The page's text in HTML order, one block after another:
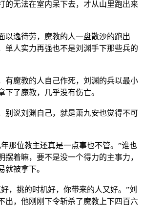
的无法在室内呆下去，才从山里跑出来
以逸待劳，魔教的人一盘散沙的跑出
单人实力再强也不是刘渊手下那些兵的
有魔教的人自己作死，刘渊的兵以最小
下了魔教，几乎没有伤亡。
别说刘渊自己，就是萧九安也觉得不可
那位教主还真是一点事也不管。”谁也
摆着嘛，要不是没一个得力的主事力，
就被拿下。
，挑的时机好，你带来的人又好。”刘
出，他刚刚下令斩杀了魔教上下四百六